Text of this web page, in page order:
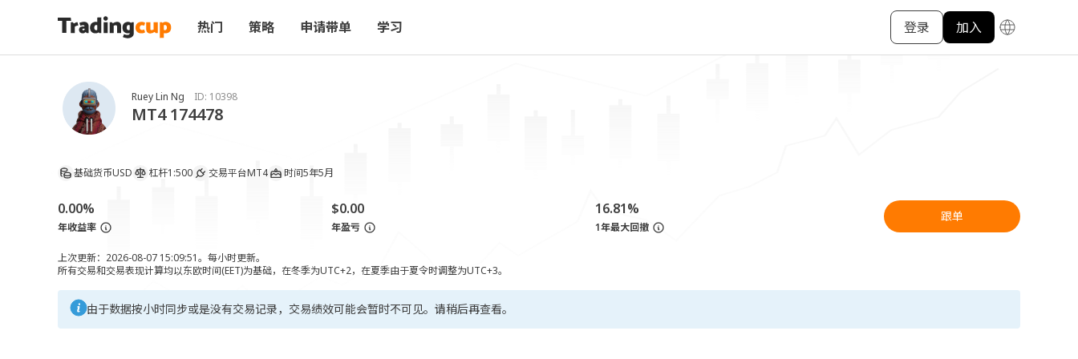
热门 策略 申请带单 学习 登录 加入
Ruey Lin Ng ID: 10398
MT4 174478
基础货币USD 杠杆1:500 交易平台MT4 时间5年5月
0.00%
年收益率
$0.00
年盈亏
16.81%
1年最大回撤
跟单
上次更新：2026-08-07 15:09:51。每小时更新。
所有交易和交易表现计算均以东欧时间(EET)为基础，在冬季为UTC+2，在夏季由于夏令时调整为UTC+3。
由于数据按小时同步或是没有交易记录，交易绩效可能会暂时不可见。请稍后再查看。